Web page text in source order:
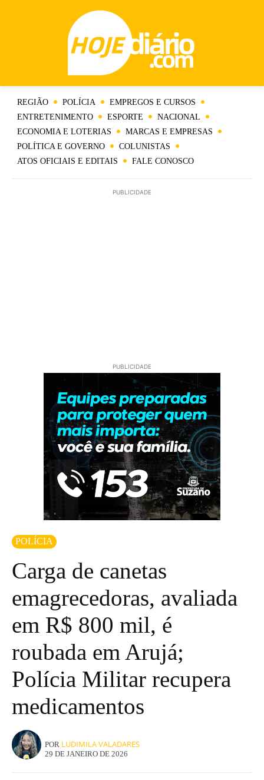
REGIÃO POLÍCIA
EMPREGOS E CURSOS
ENTRETENIMENTO
ESPORTE
NACIONAL
ECONOMIA E LOTERIAS
MARCAS E EMPRESAS
POLÍTICA E GOVERNO
COLUNISTAS
ATOS OFICIAIS E EDITAIS
FALE CONOSCO
PUBLICIDADE
PUBLICIDADE
POLÍCIA
Carga de canetas
emagrecedoras, avaliada
em R$ 800 mil, é
roubada em Arujá;
Polícia Militar recupera
medicamentos
POR LUDIMILA VALADARES
29 DE JANEIRO DE 2026